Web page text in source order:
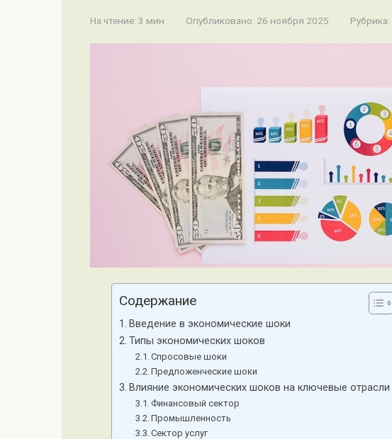
На чтение: 3 мин Опубликовано: 26 ноября 2025 Рубрика:
Содержание
Введение в экономические шоки
Типы экономических шоков
Спросовые шоки
Предложенческие шоки
Влияние экономических шоков на ключевые отрасли
Финансовый сектор
Промышленность
Сектор услуг